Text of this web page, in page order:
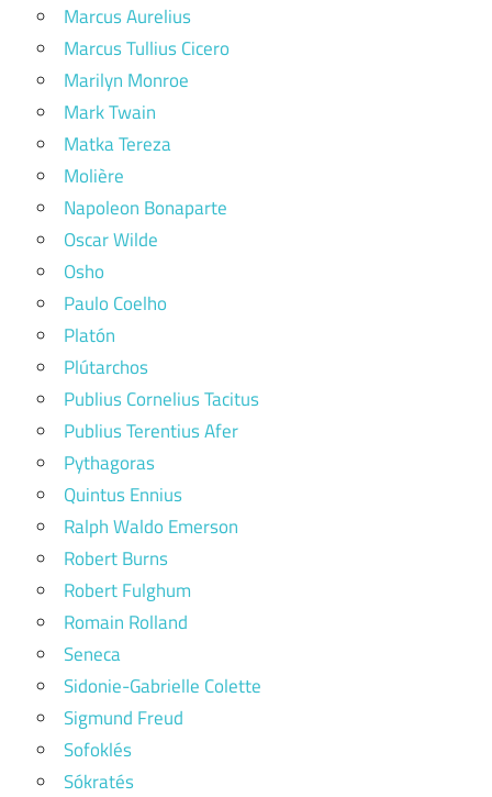
Marcus Aurelius
Marcus Tullius Cicero
Marilyn Monroe
Mark Twain
Matka Tereza
Molière
Napoleon Bonaparte
Oscar Wilde
Osho
Paulo Coelho
Platón
Plútarchos
Publius Cornelius Tacitus
Publius Terentius Afer
Pythagoras
Quintus Ennius
Ralph Waldo Emerson
Robert Burns
Robert Fulghum
Romain Rolland
Seneca
Sidonie-Gabrielle Colette
Sigmund Freud
Sofoklés
Sókratés